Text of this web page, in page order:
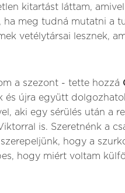
kitartást láttam,
ha meg tudná mutatni a
vetélytársai lesznek,
a szezont - tette hozzá
újra együtt
aki egy sérülés után a
is. Szeretnénk a
hogy a
hogy miért voltam